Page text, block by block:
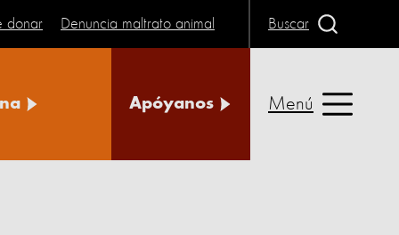
donar Denuncia maltrato animal Buscar
Apóyanos Menú